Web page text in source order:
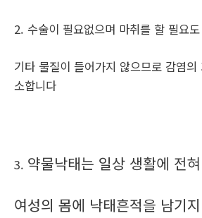
2. 수술이 필요없으며 마취를 할 필요
기타 물질이 들어가지 않으므로 감염
소합니다
3. 약물낙태는 일상 생활에 전
여성의 몸에 낙태흔적을 남기